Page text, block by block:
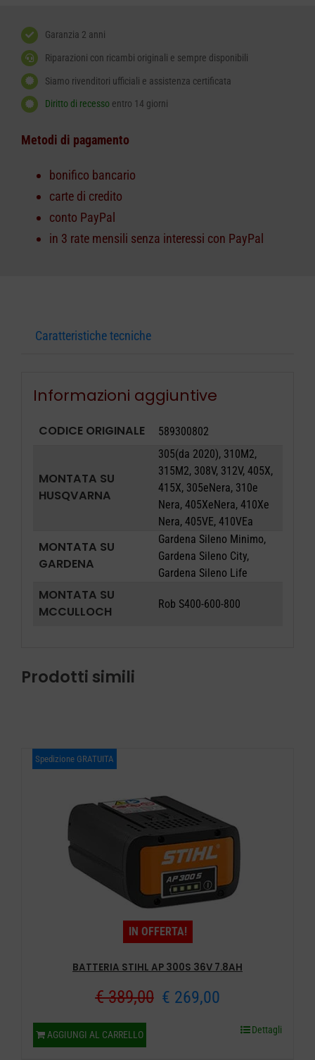
Garanzia 2 anni
Riparazioni con ricambi originali e sempre disponibili
Siamo rivenditori ufficiali e assistenza certificata
Diritto di recesso entro 14 giorni
Metodi di pagamento
bonifico bancario
carte di credito
conto PayPal
in 3 rate mensili senza interessi con PayPal
Caratteristiche tecniche
Informazioni aggiuntive
CODICE ORIGINALE 589300802
MONTATA SU
HUSQVARNA
305(da 2020), 310M2,
315M2, 308V, 312V, 405X,
415X, 305eNera, 310e
Nera, 405XeNera, 410Xe
Nera, 405VE, 410VEa
MONTATA SU
GARDENA
Gardena Sileno Minimo,
Gardena Sileno City,
Gardena Sileno Life
MONTATA SU
MCCULLOCH
Rob S400-600-800
Prodotti simili
Spedizione GRATUITA
IN OFFERTA!
BATTERIA STIHL AP 300S 36V 7.8AH
€389,00 Il
€ 269,00Il
prezzo
AGGIUNGI AL CARRELLO Dettagli